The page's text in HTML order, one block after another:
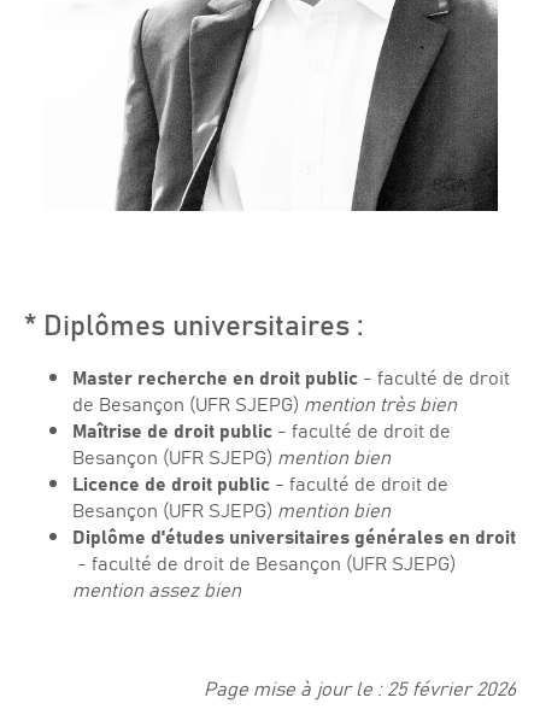
* Diplômes universitaires :
Master recherche en droit public - faculté de droit
de Besançon (UFR SJEPG) mention très bien
Maîtrise de droit public - faculté de droit de
Besançon (UFR SJEPG) mention bien
Licence de droit public - faculté de droit de
Besançon (UFR SJEPG) mention bien
Diplôme d'études universitaires générales en droit
- faculté de droit de Besançon (UFR SJEPG)
mention assez bien
Page mise à jour le : 25 février 2026